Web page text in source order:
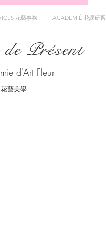
花藝事務 ACADEMIÉ 花課研習
Présent
d'Art Fleur
花藝美學